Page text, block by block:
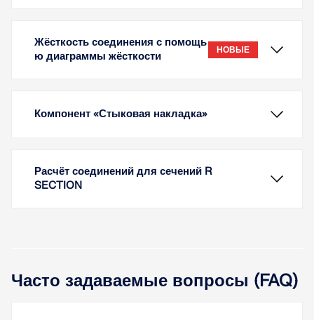
Жёсткость соединения с помощь
ю диаграммы жёсткости
НОВЫЕ
соединения, также доступно определение
Компонент «Стыковая накладка»
Расчёт соединений для сечений R
SECTION
Часто задаваемые вопросы (FAQ)